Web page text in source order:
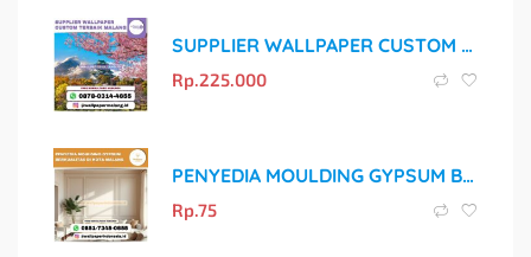
SUPPLIER WALLPAPER CUSTOM TERBAIK MALANG
Rp.225.000
PENYEDIA MOULDING GYPSUM BERKUALITAS DI KOTA MALANG
Rp.75